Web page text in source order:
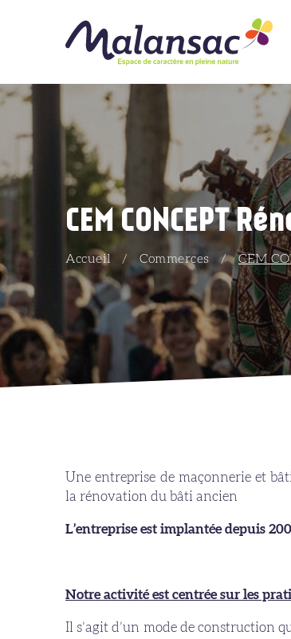
CEM CONCEPT
Accueil / Commerces / CEM
Une entreprise de maçonnerie et
la rénovation du bâti ancien
L’entreprise est implantée depuis
Notre activité est centrée sur les
Il s’agit d’un mode de construction